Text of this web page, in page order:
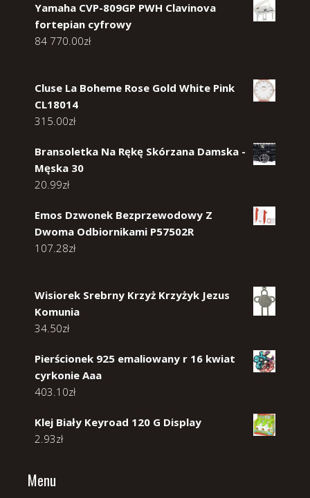
Yamaha CVP-809GP PWH Clavinova
fortepian cyfrowy
84 770.00zł
Cluse La Boheme Rose Gold White Pink
CL18014
315.00zł
Bransoletka Na Rękę Skórzana Damska -
Męska 30
20.99zł
Emos Dzwonek Bezprzewodowy Z
Dwoma Odbiornikami P57502R
107.28zł
Wisiorek Srebrny Krzyż Krzyżyk Jezus
Komunia
34.50zł
Pierścionek 925 emaliowany r 16 kwiat
cyrkonie Aaa
403.10zł
Klej Biały Keyroad 120 G Display
2.93zł
Menu